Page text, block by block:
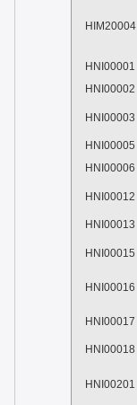
HIM20004
HNI00001
HNI00002
HNI00003
HNI00005
HNI00006
HNI00012
HNI00013
HNI00015
HNI00016
HNI00017
HNI00018
HNI00201